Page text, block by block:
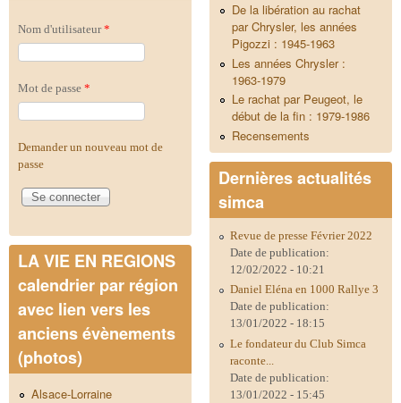
Nom d'utilisateur*
Mot de passe *
Demander un nouveau mot de
passe
LA VIE EN REGIONS
calendrier par région
avec lien vers les
anciens évènements
(photos)
Alsace-Lorraine
De la libération au rachat
par Chrysler, les années
Pigozzi : 1945-1963
Les années Chrysler :
1963-1979
Le rachat par Peugeot, le
début de la fin : 1979-1986
Recensements
Dernières actualités
simca
Revue de presse Février 2022
Date de publication:
12/02/2022 - 10:21
Daniel Eléna en 1000 Rallye 3
Date de publication:
13/01/2022 - 18:15
Le fondateur du Club Simca
raconte...
Date de publication:
13/01/2022 - 15:45